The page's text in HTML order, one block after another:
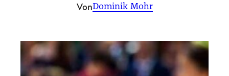
VonDominik Mohr